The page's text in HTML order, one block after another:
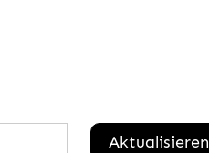
Aktualisieren